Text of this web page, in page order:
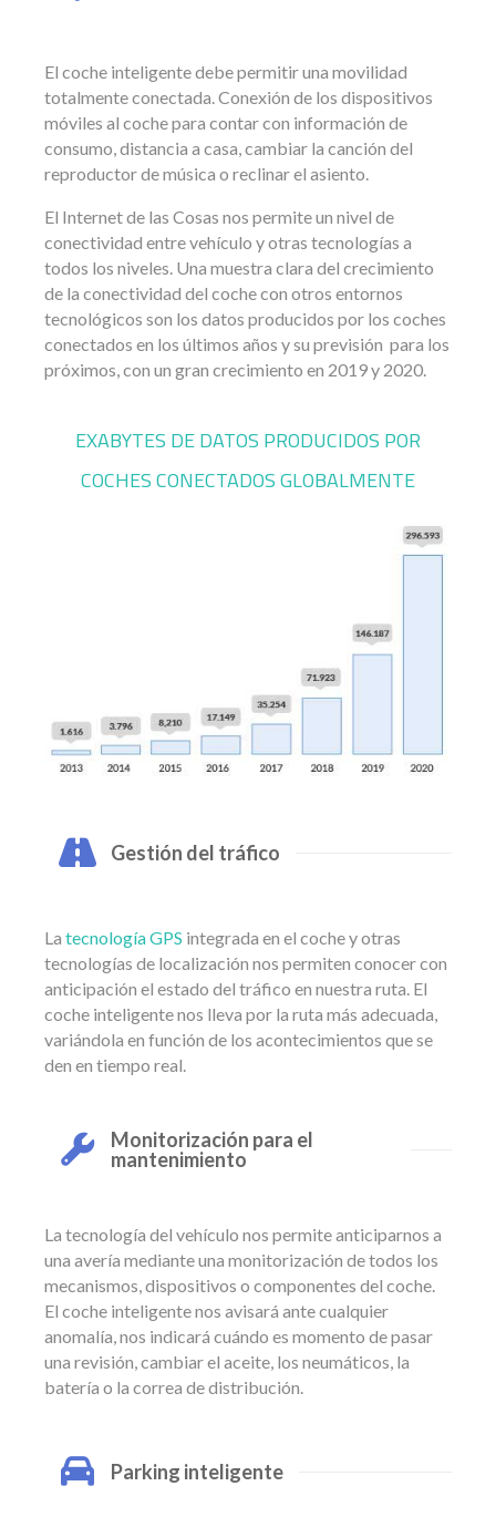
El coche inteligente debe permitir una movilidad
totalmente conectada. Conexión de los dispositivos
móviles al coche para contar con información de
consumo, distancia a casa, cambiar la canción del
reproductor de música o reclinar el asiento.
El Internet de las Cosas nos permite un nivel de
conectividad entre vehículo y otras tecnologías a
todos los niveles. Una muestra clara del crecimiento
de la conectividad del coche con otros entornos
tecnológicos son los datos producidos por los coches
conectados en los últimos años y su previsión para los
próximos, con un gran crecimiento en 2019 y 2020.
EXABYTES DE DATOS PRODUCIDOS POR
COCHES CONECTADOS GLOBALMENTE
Gestión del tráfico
La tecnología GPS integrada en el coche y otras
tecnologías de localización nos permiten conocer con
anticipación el estado del tráfico en nuestra ruta. El
coche inteligente nos lleva por la ruta más adecuada,
variándola en función de los acontecimientos que se
den en tiempo real.
Monitorización para el
mantenimiento
La tecnología del vehículo nos permite anticiparnos a
una avería mediante una monitorización de todos los
mecanismos, dispositivos o componentes del coche.
El coche inteligente nos avisará ante cualquier
anomalía, nos indicará cuándo es momento de pasar
una revisión, cambiar el aceite, los neumáticos, la
batería o la correa de distribución.
Parking inteligente